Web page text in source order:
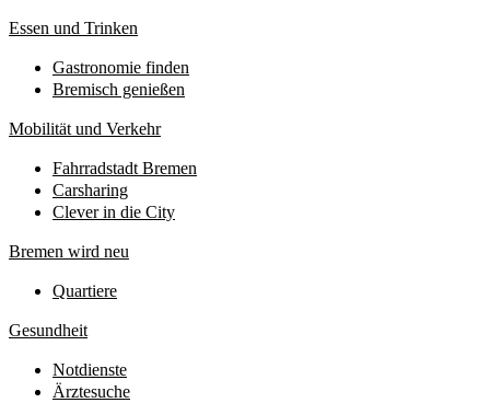
Essen und Trinken
Gastronomie finden
Bremisch genießen
Mobilität und Verkehr
Fahrradstadt Bremen
Carsharing
Clever in die City
Bremen wird neu
Quartiere
Gesundheit
Notdienste
Ärztesuche